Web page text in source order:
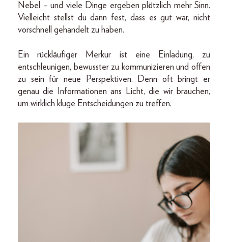
Nebel – und viele Dinge ergeben plötzlich mehr Sinn.
Vielleicht stellst du dann fest, dass es gut war, nicht
vorschnell gehandelt zu haben.
Ein rückläufiger Merkur ist eine Einladung, zu
entschleunigen, bewusster zu kommunizieren und offen
zu sein für neue Perspektiven. Denn oft bringt er
genau die Informationen ans Licht, die wir brauchen,
um wirklich kluge Entscheidungen zu treffen.